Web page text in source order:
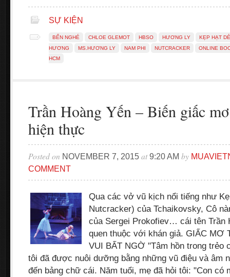
SỰ KIỆN
BẾN NGHÉ CHLOE GLEMOT HBSO HƯƠNG LY
KẸP HẠT DẺ
HƯƠNG
MS.HƯƠNG LY NAM PHI NUTCRACKER
ONLINE
HCM
Trần Hoàng Yến – Biến giấc
hiện thực
Posted on NOVEMBER 7, 2015 at9:20 AM by
COMMENT
Qua các vở vũ kịch nổi tiếng như
Nutcracker) của Tchaikovsky, Cô
của Sergei Prokofiev… cái tên Trần
quen thuộc với khán giả. GIẤC MƠ
VUI BẤT NGỜ "Tâm hồn trong trẻo
tôi đã được nuôi dưỡng bằng những vũ điệu và âm
đến bảng chữ cái. Năm tuổi, mẹ đã hỏi tôi: "Con có